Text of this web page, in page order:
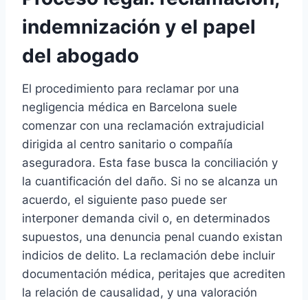
indemnización y el papel
del abogado
El procedimiento para reclamar por una
negligencia médica en Barcelona suele
comenzar con una reclamación extrajudicial
dirigida al centro sanitario o compañía
aseguradora. Esta fase busca la conciliación y
la cuantificación del daño. Si no se alcanza un
acuerdo, el siguiente paso puede ser
interponer demanda civil o, en determinados
supuestos, una denuncia penal cuando existan
indicios de delito. La reclamación debe incluir
documentación médica, peritajes que acrediten
la relación de causalidad, y una valoración